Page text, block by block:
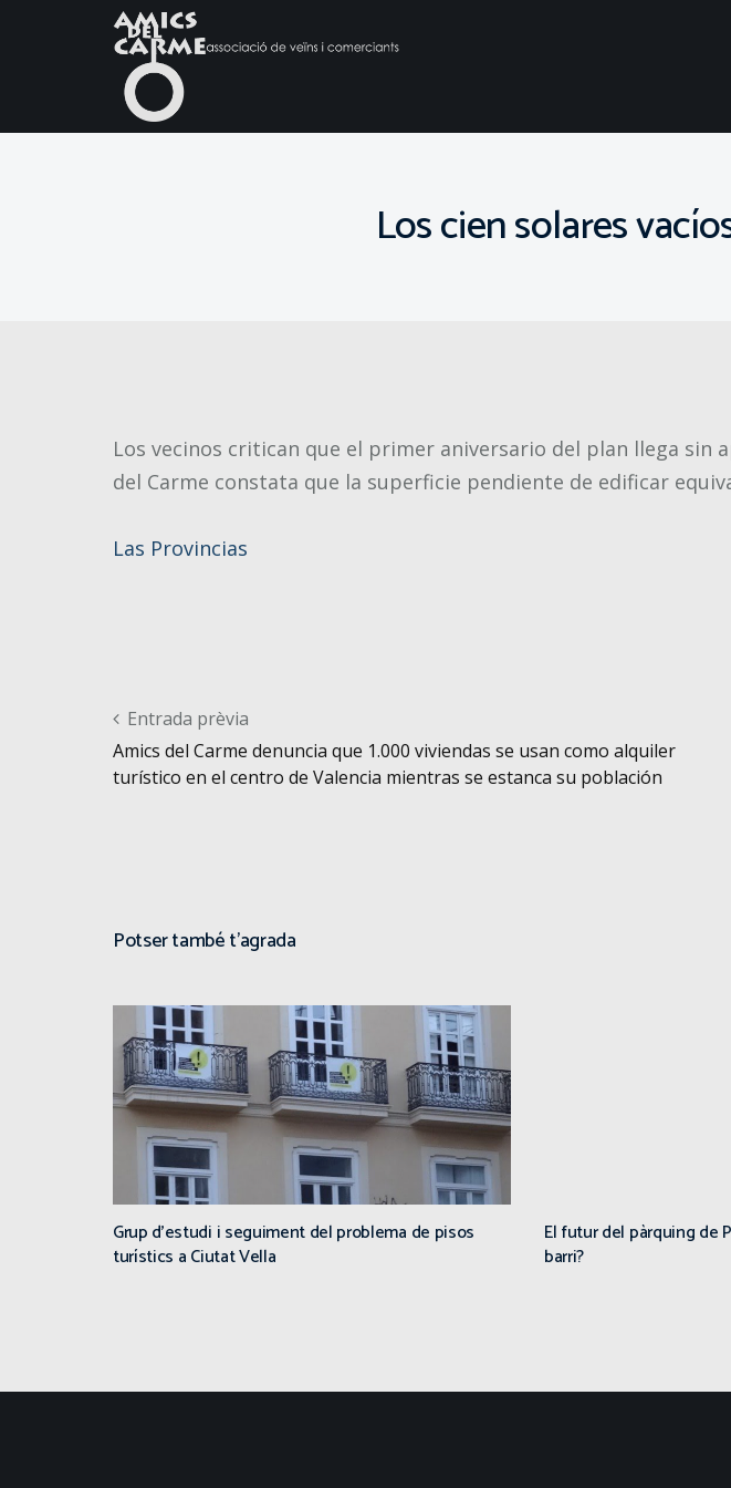
Los cien solares
Los vecinos critican que el primer aniversario del plan llega sin
del Carme constata que la superficie pendiente de edificar
Las Provincias
Post navigation
Entrada prèvia
Amics del Carme denuncia que 1.000 viviendas se usan como alquiler
turístico en el centro de Valencia mientras se estanca su población
Potser també t'agrada
Grup d’estudi i seguiment del problema de pisos
turístics a Ciutat Vella
El futur del pàrquing de
barri?